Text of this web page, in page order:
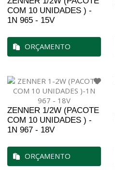
COM 10 UNIDADES ) -
1N 965 - 15V
ORÇAMENTO
ZENNER 1/2W (PACOTE
COM 10 UNIDADES ) -
1N 967 - 18V
ORÇAMENTO